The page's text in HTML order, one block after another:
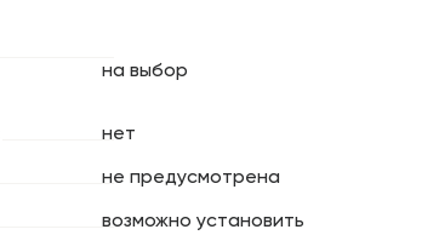
на выбор
нет
не предусмотрена
возможно установить